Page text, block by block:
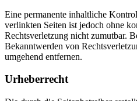
Eine permanente inhaltliche
verlinkten Seiten ist jedoch ohne
Rechtsverletzung nicht zumutbar.
Bekanntwerden von
umgehend entfernen.
Urheberrecht